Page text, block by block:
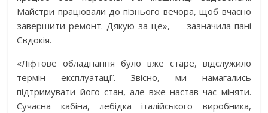
Майстри працювали до пізнього вечора, щоб вчасно
завершити ремонт. Дякую за це», — зазначила пані
Євдокія.
«Ліфтове обладнання було вже старе, відслужило
термін експлуатації. Звісно, ми намагались
підтримувати його стан, але вже настав час міняти.
Сучасна кабіна, лебідка італійського виробника,